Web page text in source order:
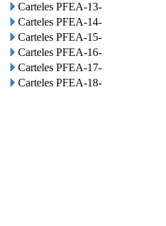
Carteles PFEA-13-
Carteles PFEA-14-
Carteles PFEA-15-
Carteles PFEA-16-
Carteles PFEA-17-
Carteles PFEA-18-